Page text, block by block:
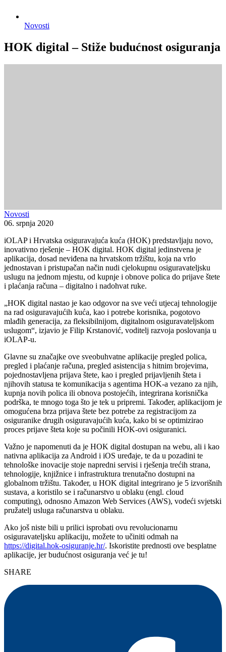
Novosti
HOK digital – Stiže budućnost osiguranja
Novosti
06. srpnja 2020
iOLAP i Hrvatska osiguravajuća kuća (HOK) predstavljaju novo,
inovativno rješenje – HOK digital. HOK digital jedinstvena je
aplikacija, dosad neviđena na hrvatskom tržištu, koja na vrlo
jednostavan i pristupačan način nudi cjelokupnu osiguravateljsku
uslugu na jednom mjestu, od kupnje i obnove polica do prijave štete
i plaćanja računa – digitalno i nadohvat ruke.
„HOK digital nastao je kao odgovor na sve veći utjecaj tehnologije
na rad osiguravajućih kuća, kao i potrebe korisnika, pogotovo
mlađih generacija, za fleksibilnijom, digitalnom osiguravateljskom
uslugom“, izjavio je Filip Krstanović, voditelj razvoja poslovanja u
iOLAP-u.
Glavne su značajke ove sveobuhvatne aplikacije pregled polica,
pregled i plaćanje računa, pregled asistencija s hitnim brojevima,
pojednostavljena prijava štete, kao i pregled prijavljenih šteta i
njihovih statusa te komunikacija s agentima HOK-a vezano za njih,
kupnja novih polica ili obnova postojećih, integrirana korisnička
podrška, te mnogo toga što je tek u pripremi. Također, aplikacijom je
omogućena brza prijava štete bez potrebe za registracijom za
osiguranike drugih osiguravajućih kuća, kako bi se optimizirao
proces prijave šteta koje su počinili HOK-ovi osiguranici.
Važno je napomenuti da je HOK digital dostupan na webu, ali i kao
nativna aplikacija za Android i iOS uređaje, te da u pozadini te
tehnološke inovacije stoje napredni servisi i rješenja trećih strana,
tehnologije, knjižnice i infrastruktura trenutačno dostupni na
globalnom tržištu. Također, u HOK digital integrirano je 5 izvorišnih
sustava, a koristilo se i računarstvo u oblaku (engl. cloud
computing), odnosno Amazon Web Services (AWS), vodeći svjetski
pružatelj usluga računarstva u oblaku.
Ako još niste bili u prilici isprobati ovu revolucionarnu
osiguravateljsku aplikaciju, možete to učiniti odmah na
https://digital.hok-osiguranje.hr/. Iskoristite prednosti ove besplatne
aplikacije, jer budućnost osiguranja već je tu!
SHARE